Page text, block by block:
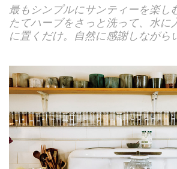
最もシンプルにサンティーを楽し
たてハーブをさっと洗って、水に
に置くだけ。自然に感謝しながら